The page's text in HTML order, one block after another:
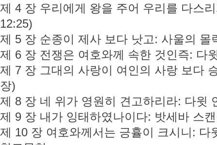
제 4 장 우리에게 왕을 주어 우리를 다스
12:25)
제 5 장 순종이 제사 보다 낫고: 사울의 몰
제 6 장 전쟁은 여호와께 속한 것인즉: 다
제 7 장 그대의 사랑이 여인의 사랑 보다
장)
제 8 장 네 위가 영원히 견고하리라: 다윗
제 9 장 내가 잉태하였나이다: 밧세바 스
제 10 장 여호와께서는 긍휼이 크시니: 다